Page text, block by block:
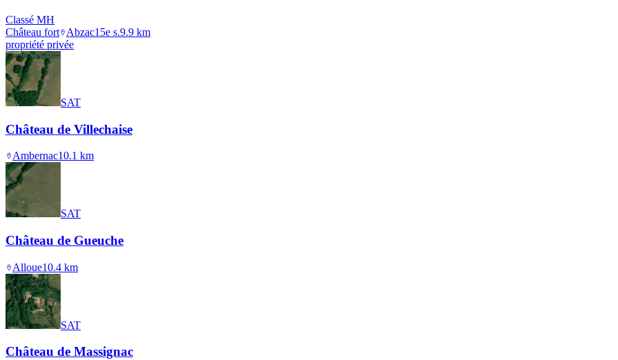
Classé MH
Château fort
Abzac15e s.9.9 km
propriété privée
SAT
Château de Villechaise
Ambernac10.1 km
SAT
Château de Gueuche
Alloue10.4 km
SAT
Château de Massignac